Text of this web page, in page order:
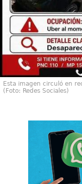
Esta imagen circuló en
(Foto: Redes Sociales)